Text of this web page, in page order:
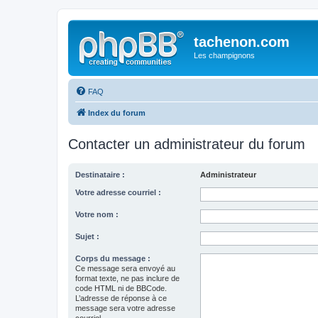
tachenon.com
Les champignons
FAQ
Index du forum
Contacter un administrateur du forum
Destinataire : Administrateur
Votre adresse courriel :
Votre nom :
Sujet :
Corps du message :
Ce message sera envoyé au
format texte, ne pas inclure de
code HTML ni de BBCode.
L’adresse de réponse à ce
message sera votre adresse